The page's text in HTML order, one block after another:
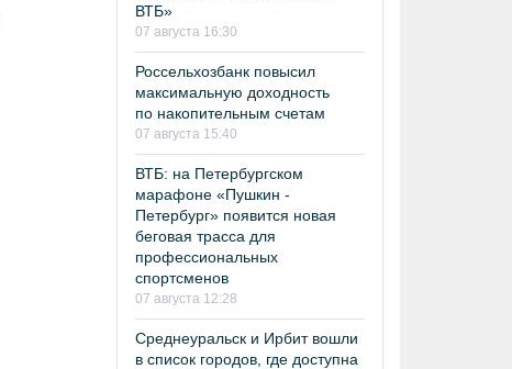
ВТБ»
07 августа 16:30
Россельхозбанк повысил
максимальную доходность
по накопительным счетам
07 августа 15:40
ВТБ: на Петербургском
марафоне «Пушкин -
Петербург» появится новая
беговая трасса для
профессиональных
спортсменов
07 августа 12:28
Среднеуральск и Ирбит вошли
в список городов, где доступна